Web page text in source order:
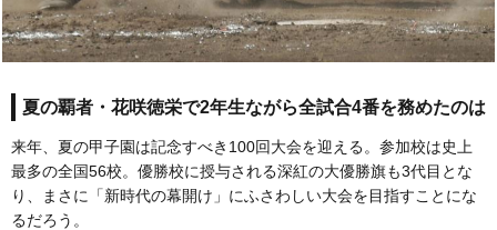
夏の覇者・花咲徳栄で2年生ながら全試合4番を務めたのは
来年、夏の甲子園は記念すべき100回大会を迎える。参加校は史上
最多の全国56校。優勝校に授与される深紅の大優勝旗も3代目とな
り、まさに「新時代の幕開け」にふさわしい大会を目指すことにな
るだろう。